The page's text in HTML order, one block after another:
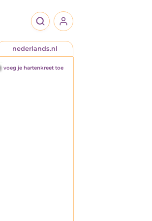
nederlands.nl
voeg je hartenkreet toe